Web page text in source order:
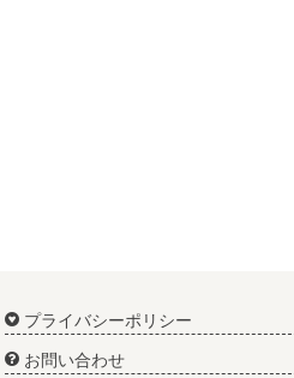
プライバシーポリシー
お問い合わせ